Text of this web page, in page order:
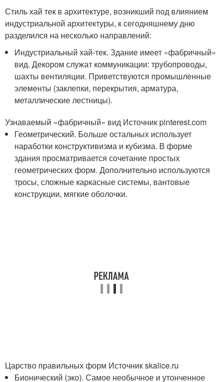
Стиль хай тек в архитектуре, возникший под влиянием
индустриальной архитектуры, к сегодняшнему дню
разделился на несколько направлений:
Индустриальный хай-тек. Здание имеет «фабричный»
вид. Декором служат коммуникации: трубопроводы,
шахты вентиляции. Приветствуются промышленные
элементы (заклепки, перекрытия, арматура,
металлические лестницы).
Узнаваемый «фабричный» вид Источник pinterest.com
Геометрический. Больше остальных использует
наработки конструктивизма и кубизма. В форме
здания просматривается сочетание простых
геометрических форм. Дополнительно используются
тросы, сложные каркасные системы, вантовые
конструкции, мягкие оболочки.
Царство правильных форм Источник skalice.ru
Бионический (эко). Самое необычное и утонченное